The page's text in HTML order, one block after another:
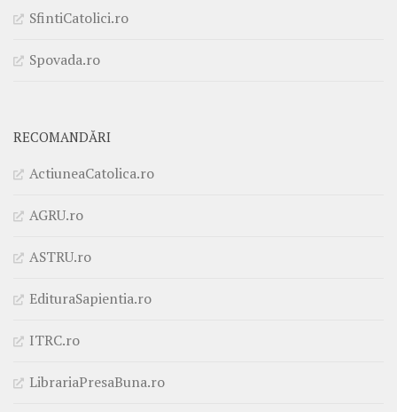
SfintiCatolici.ro
Spovada.ro
RECOMANDĂRI
ActiuneaCatolica.ro
AGRU.ro
ASTRU.ro
EdituraSapientia.ro
ITRC.ro
LibrariaPresaBuna.ro